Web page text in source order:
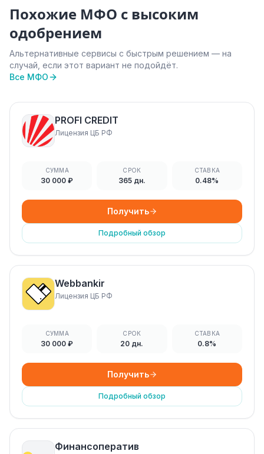
Похожие МФО с высоким
одобрением
Альтернативные сервисы с быстрым решением — на
случай, если этот вариант не подойдёт.
Все МФО
PROFI CREDIT
Лицензия ЦБ РФ
СУММА
30 000 ₽
СРОК
365 дн.
СТАВКА
0.48%
Получить
Подробный обзор
Webbankir
Лицензия ЦБ РФ
СУММА
30 000 ₽
СРОК
20 дн.
СТАВКА
0.8%
Получить
Подробный обзор
Финансоператив